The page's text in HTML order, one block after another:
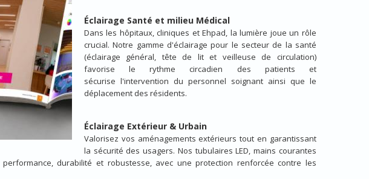
Éclairage Santé et milieu Médical
Dans les hôpitaux, cliniques et Ehpad, la lumière joue un rôle
crucial. Notre gamme d'éclairage pour le secteur de la santé
(éclairage général, tête de lit et veilleuse de circulation)
favorise le rythme circadien des patients et
sécurise l'intervention du personnel soignant ainsi que le
déplacement des résidents.
Éclairage Extérieur & Urbain
Valorisez vos aménagements extérieurs tout en garantissant
la sécurité des usagers. Nos tubulaires LED, mains courantes
durabilité et robustesse, avec une protection renforcée contre les